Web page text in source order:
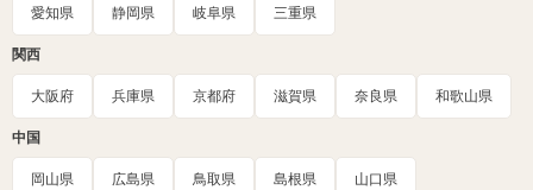
愛知県 静岡県 岐阜県 三重県
関西
大阪府 兵庫県 京都府 滋賀県 奈良県 和歌山県
中国
岡山県 広島県 鳥取県 島根県 山口県